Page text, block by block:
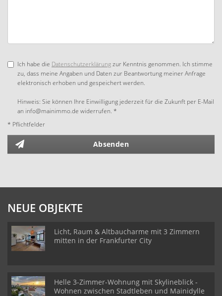
Ich habe die Datenschutzerklärungzur Kenntnis genommen. Ich stimme
zu, dass meine Angaben und Daten zur Beantwortung meiner Anfrage
elektronisch erhoben und gespeichert werden.
Hinweis: Sie können Ihre Einwilligung jederzeit für die Zukunft per E-Mail
an info@mainimmo.de widerrufen. *
* Pflichtfelder
Absenden
NEUE OBJEKTE
Licht, Raum & Altbaucharme mit 3 Zimmern
mitten in der Frankfurter City
Helle 3-Zimmer-Wohnung mit Skylineblick -
Wohnen zwischen Stadtleben und Mainidylle